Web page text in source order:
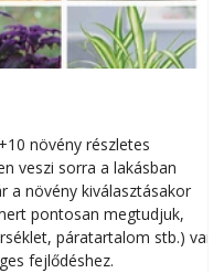
növény részletes
veszi sorra a lakásban
a növény kiválasztásakor
pontosan megtudjuk,
páratartalom stb.) van
fejlődéshez.